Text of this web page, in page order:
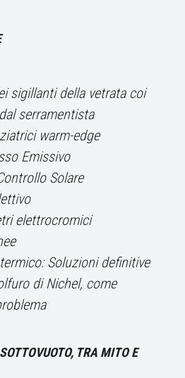
sigillanti della vetrata coi
serramentista
warm-edge
Emissivo
Solare
elettrocromici
Soluzioni definitive
di Nichel, come
TRA MITO E